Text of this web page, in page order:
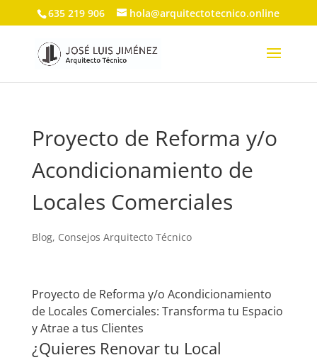
635 219 906 hola@arquitectotecnico.online
Proyecto de Reforma y/o
Acondicionamiento de
Locales Comerciales
Blog, Consejos Arquitecto Técnico
Proyecto de Reforma y/o Acondicionamiento
de Locales Comerciales: Transforma tu Espacio
y Atrae a tus Clientes
¿Quieres Renovar tu Local